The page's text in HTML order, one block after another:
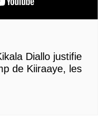
Diallo justifie
de Kiiraaye, les